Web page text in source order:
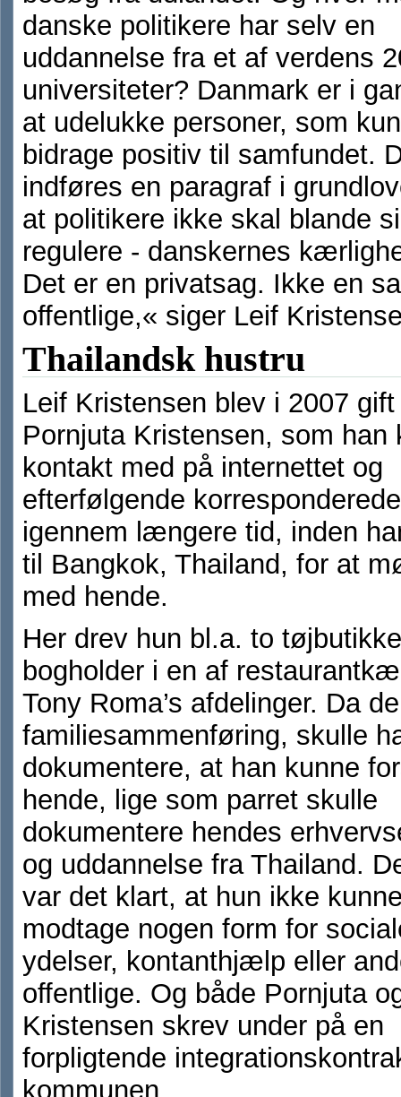
danske politikere har selv en
uddannelse fra et af verdens
universiteter? Danmark er i
at udelukke personer, som
bidrage positiv til samfundet.
indføres en paragraf i
at politikere ikke skal blande
regulere - danskernes
Det er en privatsag. Ikke en
offentlige,« siger Leif
Thailandsk hustru
Leif Kristensen blev i 2007
Pornjuta Kristensen, som han
kontakt med på internettet og
efterfølgende
igennem længere tid, inden
til Bangkok, Thailand, for at
med hende.
Her drev hun bl.a. to
bogholder i en af
Tony Roma’s afdelinger. Da
familiesammenføring, skulle
dokumentere, at han kunne
hende, lige som parret skulle
dokumentere hendes
og uddannelse fra Thailand.
var det klart, at hun ikke
modtage nogen form for
ydelser, kontanthjælp eller
offentlige. Og både Pornjuta
Kristensen skrev under på en
forpligtende
kommunen.